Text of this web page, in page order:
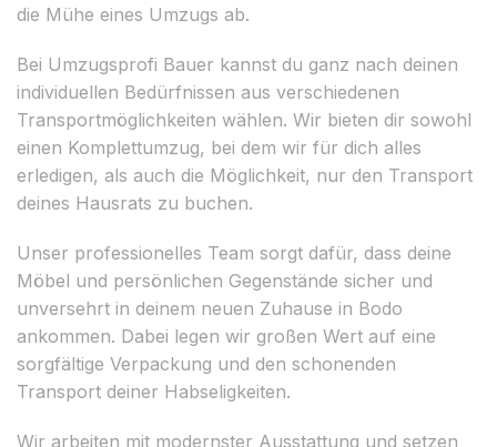
die Mühe eines Umzugs ab.
Bei Umzugsprofi Bauer kannst du ganz nach deinen
individuellen Bedürfnissen aus verschiedenen
Transportmöglichkeiten wählen. Wir bieten dir sowohl
einen Komplettumzug, bei dem wir für dich alles
erledigen, als auch die Möglichkeit, nur den Transport
deines Hausrats zu buchen.
Unser professionelles Team sorgt dafür, dass deine
Möbel und persönlichen Gegenstände sicher und
unversehrt in deinem neuen Zuhause in Bodo
ankommen. Dabei legen wir großen Wert auf eine
sorgfältige Verpackung und den schonenden
Transport deiner Habseligkeiten.
Wir arbeiten mit modernster Ausstattung und setzen